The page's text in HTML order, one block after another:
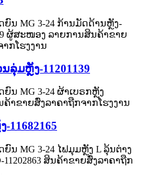
ລຸ່ມຫຼັງ-11201139
11682165